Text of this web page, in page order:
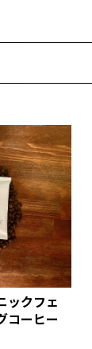
クフェ
コーヒー